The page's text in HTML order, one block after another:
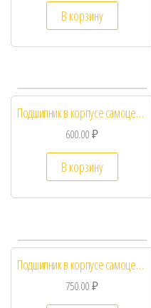
В корзину
Подшипник в корпусе самоцентрирующийся 204 UCFL
600.00₽
В корзину
Подшипник в корпусе самоцентрирующийся 205 UCFL
750.00₽